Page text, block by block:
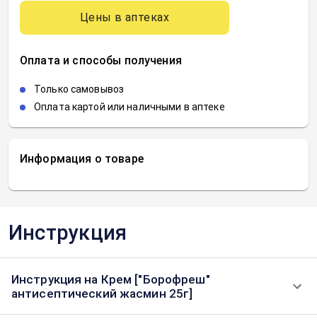
Информация о товаре
Цены в аптеках
Оплата и способы получения
Только самовывоз
Оплата картой или наличными в аптеке
Инструкция
Инструкция на Крем ["Борофреш"
антисептический жасмин 25г]